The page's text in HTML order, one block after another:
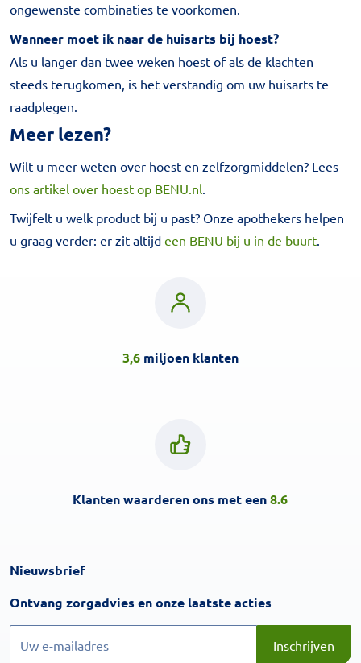
ongewenste combinaties te voorkomen.
Wanneer moet ik naar de huisarts bij hoest?
Als u langer dan twee weken hoest of als de klachten
steeds terugkomen, is het verstandig om uw huisarts te
raadplegen.
Meer lezen?
Wilt u meer weten over hoest en zelfzorgmiddelen? Lees
ons artikel over hoest op BENU.nl.
Twijfelt u welk product bij u past? Onze apothekers helpen
u graag verder: er zit altijd een BENU bij u in de buurt.
3,6miljoen klanten
Klanten waarderen ons met een8.6
Nieuwsbrief
Ontvang zorgadvies en onze laatste acties
Inschrijven